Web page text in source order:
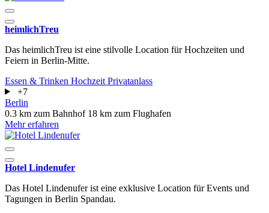
heimlichTreu
Das heimlichTreu ist eine stilvolle Location für Hochzeiten und
Feiern in Berlin-Mitte.
Essen & Trinken Hochzeit Privatanlass
+7
Berlin
0.3 km zum Bahnhof 18 km zum Flughafen
Mehr erfahren
Hotel Lindenufer
Das Hotel Lindenufer ist eine exklusive Location für Events und
Tagungen in Berlin Spandau.